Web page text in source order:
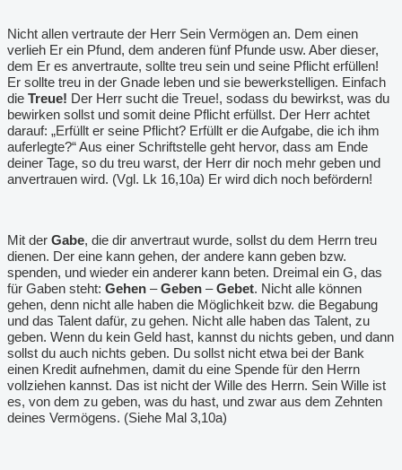
Nicht allen vertraute der Herr Sein Vermögen an. Dem einen
verlieh Er ein Pfund, dem anderen fünf Pfunde usw. Aber dieser,
dem Er es anvertraute, sollte treu sein und seine Pflicht erfüllen!
Er sollte treu in der Gnade leben und sie bewerkstelligen. Einfach
die Treue! Der Herr sucht die Treue!, sodass du bewirkst, was du
bewirken sollst und somit deine Pflicht erfüllst. Der Herr achtet
darauf: „Erfüllt er seine Pflicht? Erfüllt er die Aufgabe, die ich ihm
auferlegte?“ Aus einer Schriftstelle geht hervor, dass am Ende
deiner Tage, so du treu warst, der Herr dir noch mehr geben und
anvertrauen wird. (Vgl. Lk 16,10a) Er wird dich noch befördern!
Mit der Gabe, die dir anvertraut wurde, sollst du dem Herrn treu
dienen. Der eine kann gehen, der andere kann geben bzw.
spenden, und wieder ein anderer kann beten. Dreimal ein G, das
für Gaben steht: Gehen –Geben –Gebet. Nicht alle können
gehen, denn nicht alle haben die Möglichkeit bzw. die Begabung
und das Talent dafür, zu gehen. Nicht alle haben das Talent, zu
geben. Wenn du kein Geld hast, kannst du nichts geben, und dann
sollst du auch nichts geben. Du sollst nicht etwa bei der Bank
einen Kredit aufnehmen, damit du eine Spende für den Herrn
vollziehen kannst. Das ist nicht der Wille des Herrn. Sein Wille ist
es, von dem zu geben, was du hast, und zwar aus dem Zehnten
deines Vermögens. (Siehe Mal 3,10a)